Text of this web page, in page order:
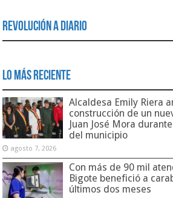
Revolución a Diario
Lo Más Reciente
Alcaldesa Emily Riera
construcción de un
Juan José Mora
del municipio
agosto 7, 2026
Con más de 90 mil
Bigote benefició a
últimos dos meses